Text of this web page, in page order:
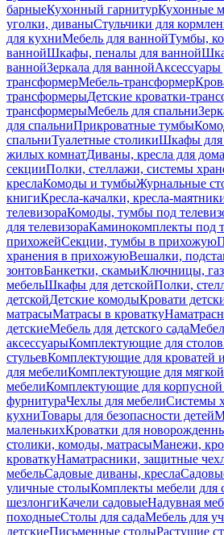
барныеКухонный гарнитурКухонные
уголки, диваныСтульчики для
для кухниМебель для ваннойТумбы,
ваннойШкафы, пеналы для ванной
ваннойЗеркала для ваннойАксессуары
трансформерМебель-трансформер
трансформерыДетские кроватки-
трансформерыМебель для спальни
для спальниПрикроватные тумбы
спальниТуалетные столикиШкафы для
жилых комнатДиваны, кресла для дома
секцииПолки, стеллажи, системы
креслаКомоды и тумбыЖурнальные
книгиКресла-качалки, кресла-
телевизораКомоды, тумбы под
для телевизораКаминокомплекты под
прихожейСекции, тумбы в прихожую
хранения в прихожуюВешалки,
зонтовБанкетки, скамьиКлючницы,
мебельШкафы для детскойПолки,
детскойДетские комодыКровати
матрасыМатрасы в кроватку
детскиеМебель для детского сада
аксессуарыКомплектующие для столов
стульевКомплектующие для кроватей
для мебелиКомплектующие для мягкой
мебелиКомплектующие для корпусной
фурнитураЧехлы для мебелиСистемы
кухниТовары для безопасности детей
маленькихКроватки для
столики, комоды, матрасыМанежи,
кроваткуНаматрасники, защитные
мебельСадовые диваны, кресла
уличные столыКомплекты мебели для
шезлонгиКачели садовыеНадувная
походныеСтолы для садаМебель для
детскиеПисьменные столыРастущие